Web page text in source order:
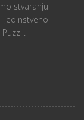
stvaranju
jedinstveno